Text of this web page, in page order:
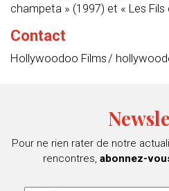
champeta » (1997) et « Les Fils
Contact
Hollywoodoo Films /
Pour ne rien rater de notre
rencontres, abonnez-